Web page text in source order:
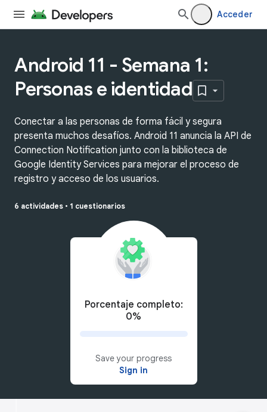
Acceder
Android 11 - Semana 1:
Personas e identidad
Conectar a las personas de forma fácil y segura
presenta muchos desafíos. Android 11 anuncia la API de
Connection Notification junto con la biblioteca de
Google Identity Services para mejorar el proceso de
registro y acceso de los usuarios.
6 actividades • 1 cuestionarios
Porcentaje completo:
0%
Save your progress
Sign in